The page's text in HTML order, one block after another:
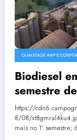
QUALIDADE ANP E
Biodiesel
semestre
https://
8/08/
mais no 1º semestre;